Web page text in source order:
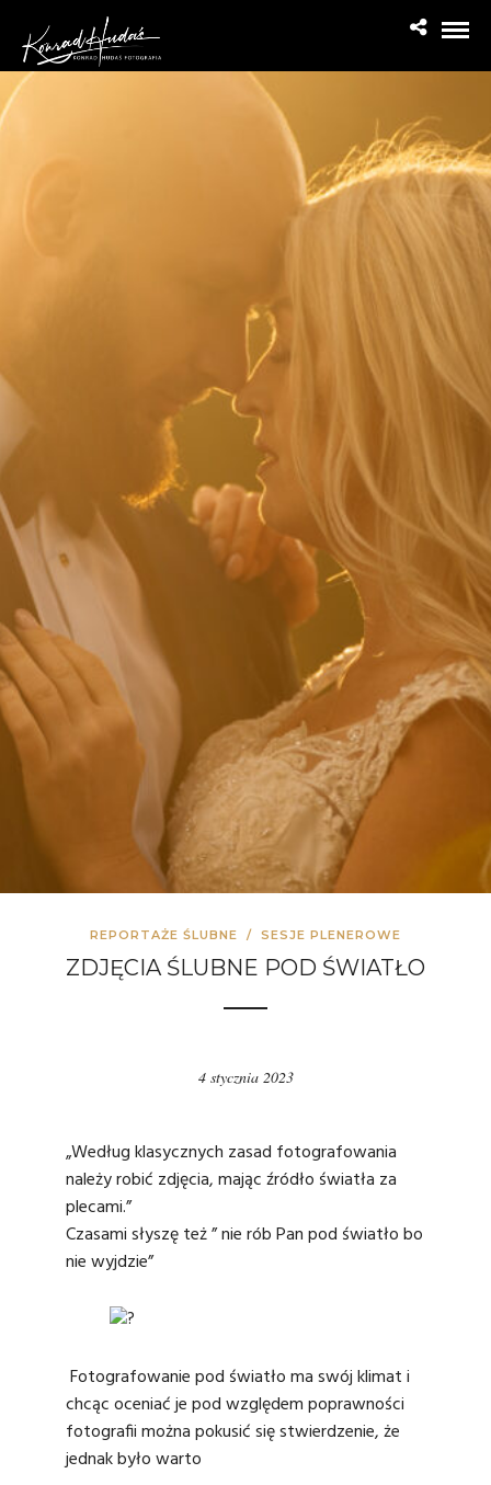
REPORTAŻE ŚLUBNE / SESJE PLENEROWE
ZDJĘCIA ŚLUBNE POD ŚWIATŁO
4 stycznia 2023
„Według klasycznych zasad fotografowania
należy robić zdjęcia, mając źródło światła za
plecami.”
Czasami słyszę też ” nie rób Pan pod światło bo
nie wyjdzie”
Fotografowanie pod światło ma swój klimat i
chcąc oceniać je pod względem poprawności
fotografii można pokusić się stwierdzenie, że
jednak było warto